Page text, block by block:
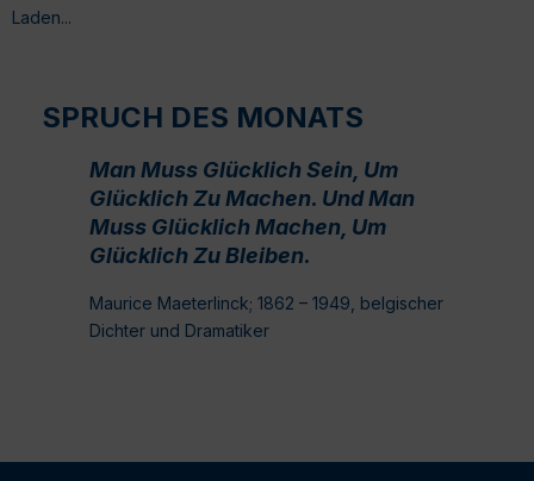
Laden...
SPRUCH DES MONATS
Man Muss Glücklich Sein, Um
Glücklich Zu Machen. Und Man
Muss Glücklich Machen, Um
Glücklich Zu Bleiben.
Maurice Maeterlinck; 1862 – 1949, belgischer
Dichter und Dramatiker